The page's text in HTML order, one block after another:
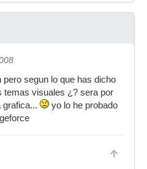
pero segun lo que has dicho
temas visuales ¿? sera por
grafica...
yo lo he probado